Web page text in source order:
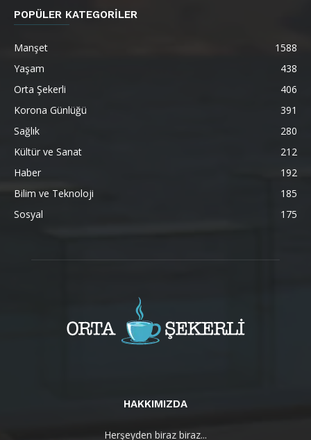
POPÜLER KATEGORİLER
Manşet
1588
Yaşam
438
Orta Şekerli
406
Korona Günlüğü
391
Sağlık
280
Kültür ve Sanat
212
Haber
192
Bilim ve Teknoloji
185
Sosyal
175
HAKKIMIZDA
Herşeyden biraz biraz...